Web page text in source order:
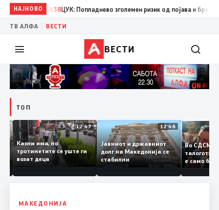
НАЈНОВО
08:38 ЦУК: Попладнево зголемен ризик од појава и брзо
ТВ АЛФА ВЕСТИ
ВЕСТИ
ТОП
12:50
и
12:47
Казни има, но
тротинетите се уште ги
возат деца
12:46
Јавниот и државниот
долг на Македонија се
стабилни
Во
е само
копија
Заев
МАКЕДОНИЈА